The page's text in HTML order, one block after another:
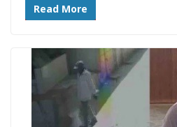
Read More